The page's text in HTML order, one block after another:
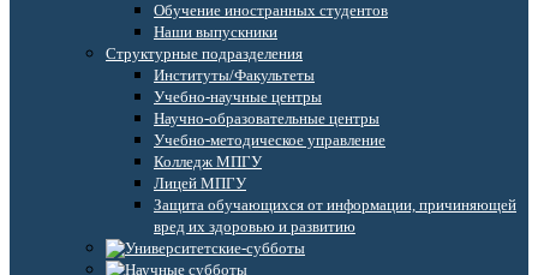
Обучение иностранных студентов
Наши выпускники
Структурные подразделения
Институты/Факультеты
Учебно-научные центры
Научно-образовательные центры
Учебно-методическое управление
Колледж МПГУ
Лицей МПГУ
Защита обучающихся от информации, причиняющей
вред их здоровью и развитию